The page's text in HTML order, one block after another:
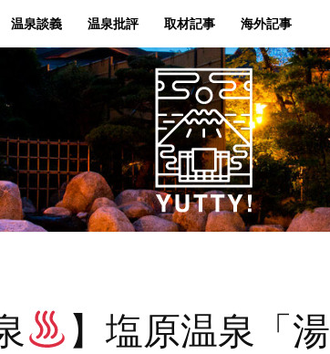
温泉談義 温泉批評 取材記事 海外記事
】塩原温泉「湯